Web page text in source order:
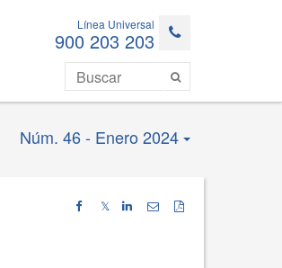
Línea Universal
900 203 203
Núm. 46 - Enero 2024
𝕏